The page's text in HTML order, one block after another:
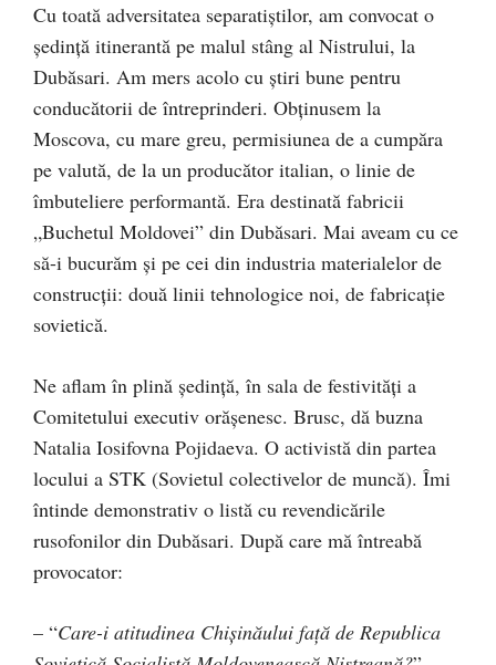
Cu toată adversitatea separatiștilor, am convocat o
şedinţă itinerantă pe malul stâng al Nistrului, la
Dubăsari. Am mers acolo cu ştiri bune pentru
conducătorii de întreprinderi. Obţinusem la
Moscova, cu mare greu, permisiunea de a cumpăra
pe valută, de la un producător italian, o linie de
îmbuteliere performantă. Era destinată fabricii
„Buchetul Moldovei” din Dubăsari. Mai aveam cu ce
să-i bucurăm și pe cei din industria materialelor de
construcţii: două linii tehnologice noi, de fabricaţie
sovietică.
Ne aflam în plină şedinţă, în sala de festivităţi a
Comitetului executiv orăşenesc. Brusc, dă buzna
Natalia Iosifovna Pojidaeva. O activistă din partea
locului a STK (Sovietul colectivelor de muncă). Îmi
întinde demonstrativ o listă cu revendicările
rusofonilor din Dubăsari. După care mă întreabă
provocator:
– “Care-i atitudinea Chișinăului față de Republica